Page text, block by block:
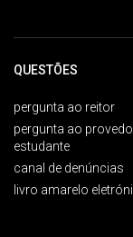
QUESTÕES
pergunta ao reitor
pergunta ao
estudante
canal de denúncias
livro amarelo